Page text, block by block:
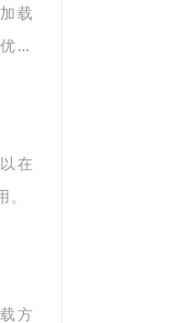
载
化
在
方